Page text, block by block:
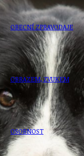
OBECNÍ ZPRAVODAJE
OBRAZEM, ZVUKEM
OSOBNOST